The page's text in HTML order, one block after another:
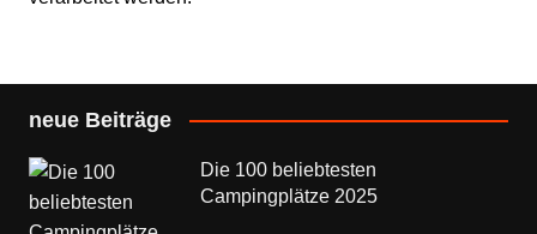
neue Beiträge
Die 100 beliebtesten
Campingplätze 2025